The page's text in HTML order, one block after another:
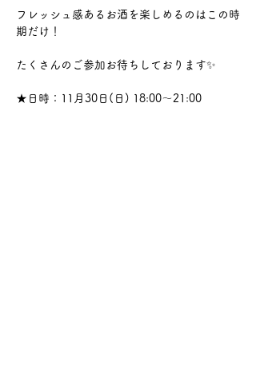
フレッシュ感あるお酒を楽しめるのはこの時
期だけ！
たくさんのご参加お待ちしております✨
★日時：11月30日(日) 18:00～21:00